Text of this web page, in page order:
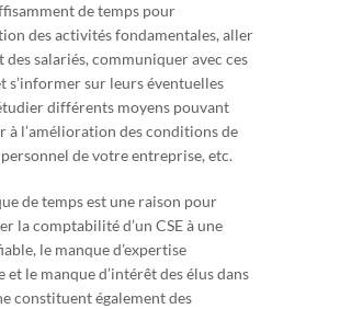
de temps pour
des activités fondamentales, aller
des salariés, communiquer avec ces
s’informer sur leurs éventuelles
différents moyens pouvant
à l’amélioration des conditions de
de votre entreprise, etc.
de temps est une raison pour
la comptabilité d’un CSE à une
le manque d’expertise
et le manque d’intérêt des élus dans
constituent également des